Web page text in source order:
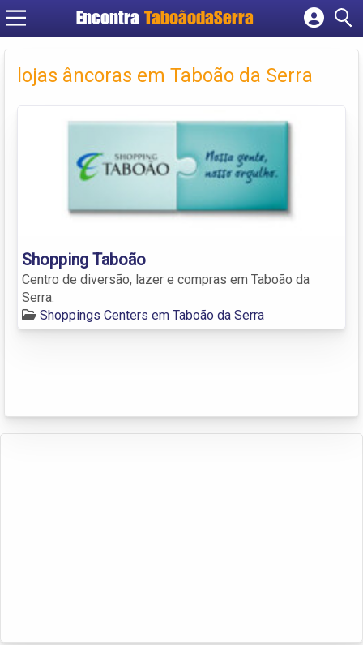
Encontra TaboãodaSerra
Cadastrar empresa
Fazer login
Criar conta
lojas âncoras em Taboão da Serra
Shopping Taboão
Centro de diversão, lazer e compras em Taboão da
Serra.
Shoppings Centers em Taboão da Serra